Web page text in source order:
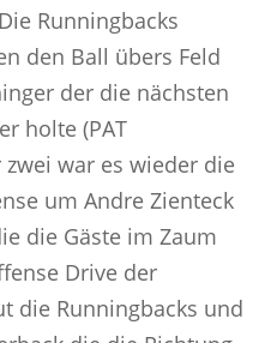
Runningbacks
den Ball übers Feld
der die nächsten
holte (PAT
war es wieder die
um Andre Zienteck
die Gäste im Zaum
Drive der
die Runningbacks und